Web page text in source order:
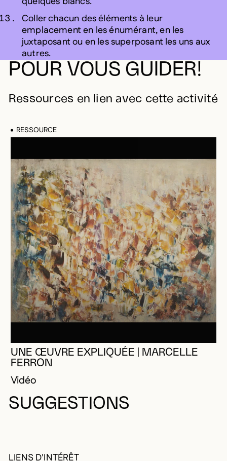
Coller chacun des éléments à leur
emplacement en les énumérant, en les
juxtaposant ou en les superposant les uns aux
autres.
POUR VOUS GUIDER!
Ressources en lien avec cette activité
RESSOURCE
UNE ŒUVRE EXPLIQUÉE | MARCELLE
FERRON
Vidéo
SUGGESTIONS
LIENS D'INTÉRÊT